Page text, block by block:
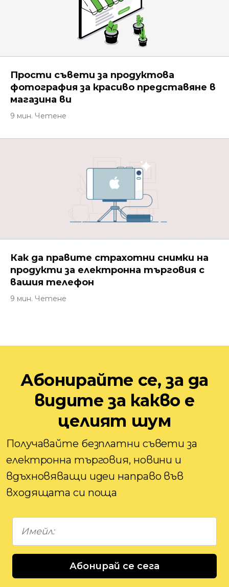
Прости съвети за продуктова
фотография за красиво представяне в
магазина ви
9 мин. Четене
Как да правите страхотни снимки на
продукти за електронна търговия с
вашия телефон
9 мин. Четене
Абонирайте се, за да
видите за какво е
целият шум
Получавайте безплатни съвети за
електронна търговия, новини и
вдъхновяващи идеи направо във
входящата си поща
Абонирай се сега